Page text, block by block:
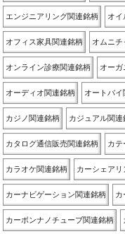
エンジニアリング関連銘柄 オイ
オフィス家具関連銘柄 オムニ
オンライン診療関連銘柄 オーガ
オーディオ関連銘柄 オートバイ
カジノ関連銘柄 カジュアル関連
カタログ通信販売関連銘柄 カテ
カラオケ関連銘柄 カーシェア
カーナビゲーション関連銘柄 カ
カーボンナノチューブ関連銘柄